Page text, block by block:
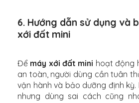
6. Hướng dẫn sử dụng và
xới đất mini
Để máy xới đất mini hoạt động
an toàn, người dùng cần tuân
vận hành và bảo dưỡng định
nhưng dùng sai cách cũng